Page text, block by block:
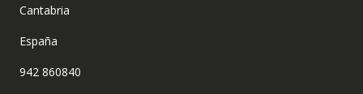
Cantabria
España
942 860840